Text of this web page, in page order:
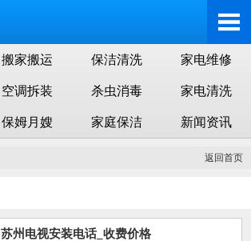
搬家搬运 保洁清洗 家电维修
空调拆装 杀虫消毒 家电清洗
保姆月嫂 家庭保洁 新闻资讯
返回首页
苏州电视安装电话_收费价格